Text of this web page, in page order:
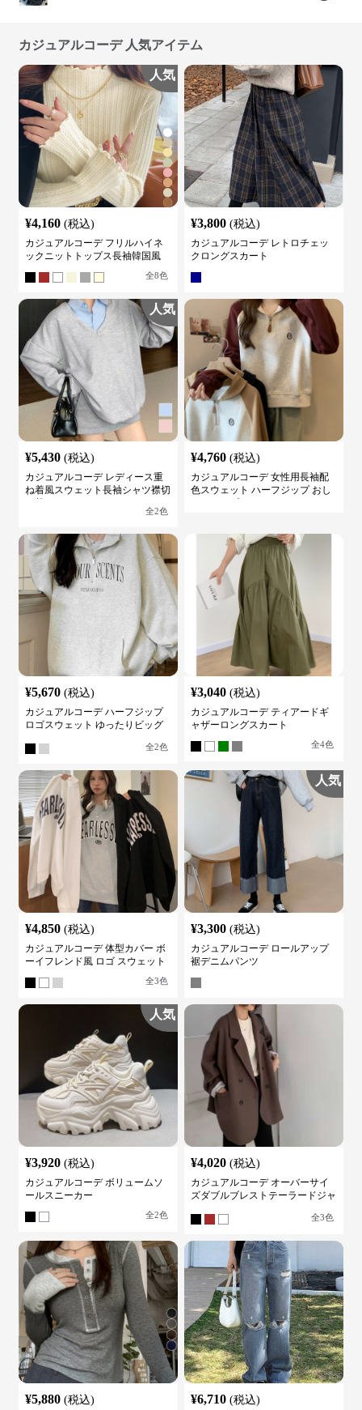
カジュアルコーデ 人気アイテム
人気
¥4,160 (税込)
カジュアルコーデ フリルハイネ
ックニットトップス長袖韓国風
全8色
¥3,800 (税込)
カジュアルコーデ レトロチェッ
クロングスカート
人気
¥5,430 (税込)
カジュアルコーデ レディース重
ね着風スウェット長袖シャツ襟切
全2色
¥4,760 (税込)
カジュアルコーデ 女性用長袖配
色スウェット ハーフジップ おし
¥5,670 (税込)
カジュアルコーデ ハーフジップ
ロゴスウェット ゆったりビッグ
全2色
¥3,040 (税込)
カジュアルコーデ ティアードギ
ャザーロングスカート
全4色
¥4,850 (税込)
カジュアルコーデ 体型カバー ボ
ーイフレンド風 ロゴ スウェット
全3色
人気
¥3,300 (税込)
カジュアルコーデ ロールアップ
裾デニムパンツ
人気
¥3,920 (税込)
カジュアルコーデ ボリュームソ
ールスニーカー
全2色
¥4,020 (税込)
カジュアルコーデ オーバーサイ
ズダブルブレストテーラードジャ
全3色
¥5,880 (税込) ¥6,710 (税込)